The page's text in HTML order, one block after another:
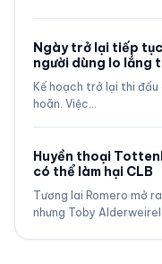
Ngày trở lại tiếp
người dùng lo lắng
Kế hoạch trở lại thi
hoãn. Việc…
Huyền thoại
có thể làm hại CLB
Tương lai Romero mở
nhưng Toby